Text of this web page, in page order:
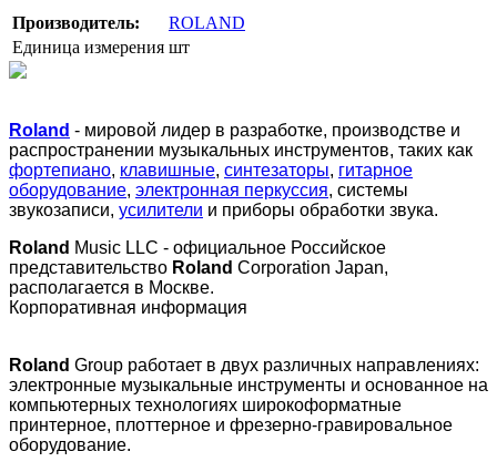
Производитель:
ROLAND
Единица измерения шт
Roland - мировой лидер в разработке, производстве и
распространении музыкальных инструментов, таких как
фортепиано, клавишные, синтезаторы, гитарное
оборудование, электронная перкуссия, системы
звукозаписи, усилители и приборы обработки звука.
Roland Music LLC - официальное Российское
представительство Roland Corporation Japan,
располагается в Москве.
Корпоративная информация
Roland Group работает в двух различных направлениях:
электронные музыкальные инструменты и основанное на
компьютерных технологиях широкоформатные
принтерное, плоттерное и фрезерно-гравировальное
оборудование.